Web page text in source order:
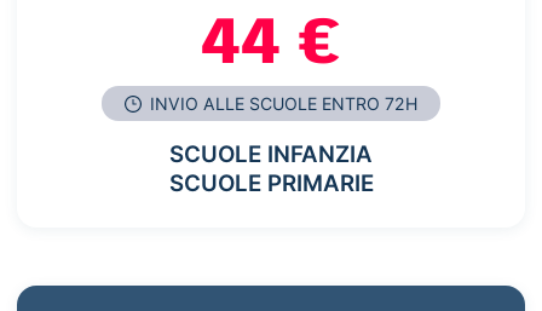
44 €
INVIO ALLE SCUOLE ENTRO 72H
SCUOLE INFANZIA
SCUOLE PRIMARIE